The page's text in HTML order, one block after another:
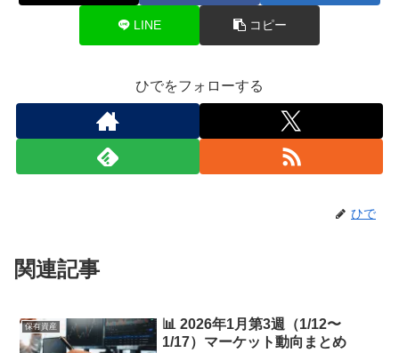
LINE コピー
ひでをフォローする
ひで
関連記事
保有資産
📊 2026年1月第3週（1/12〜
1/17）マーケット動向まとめ